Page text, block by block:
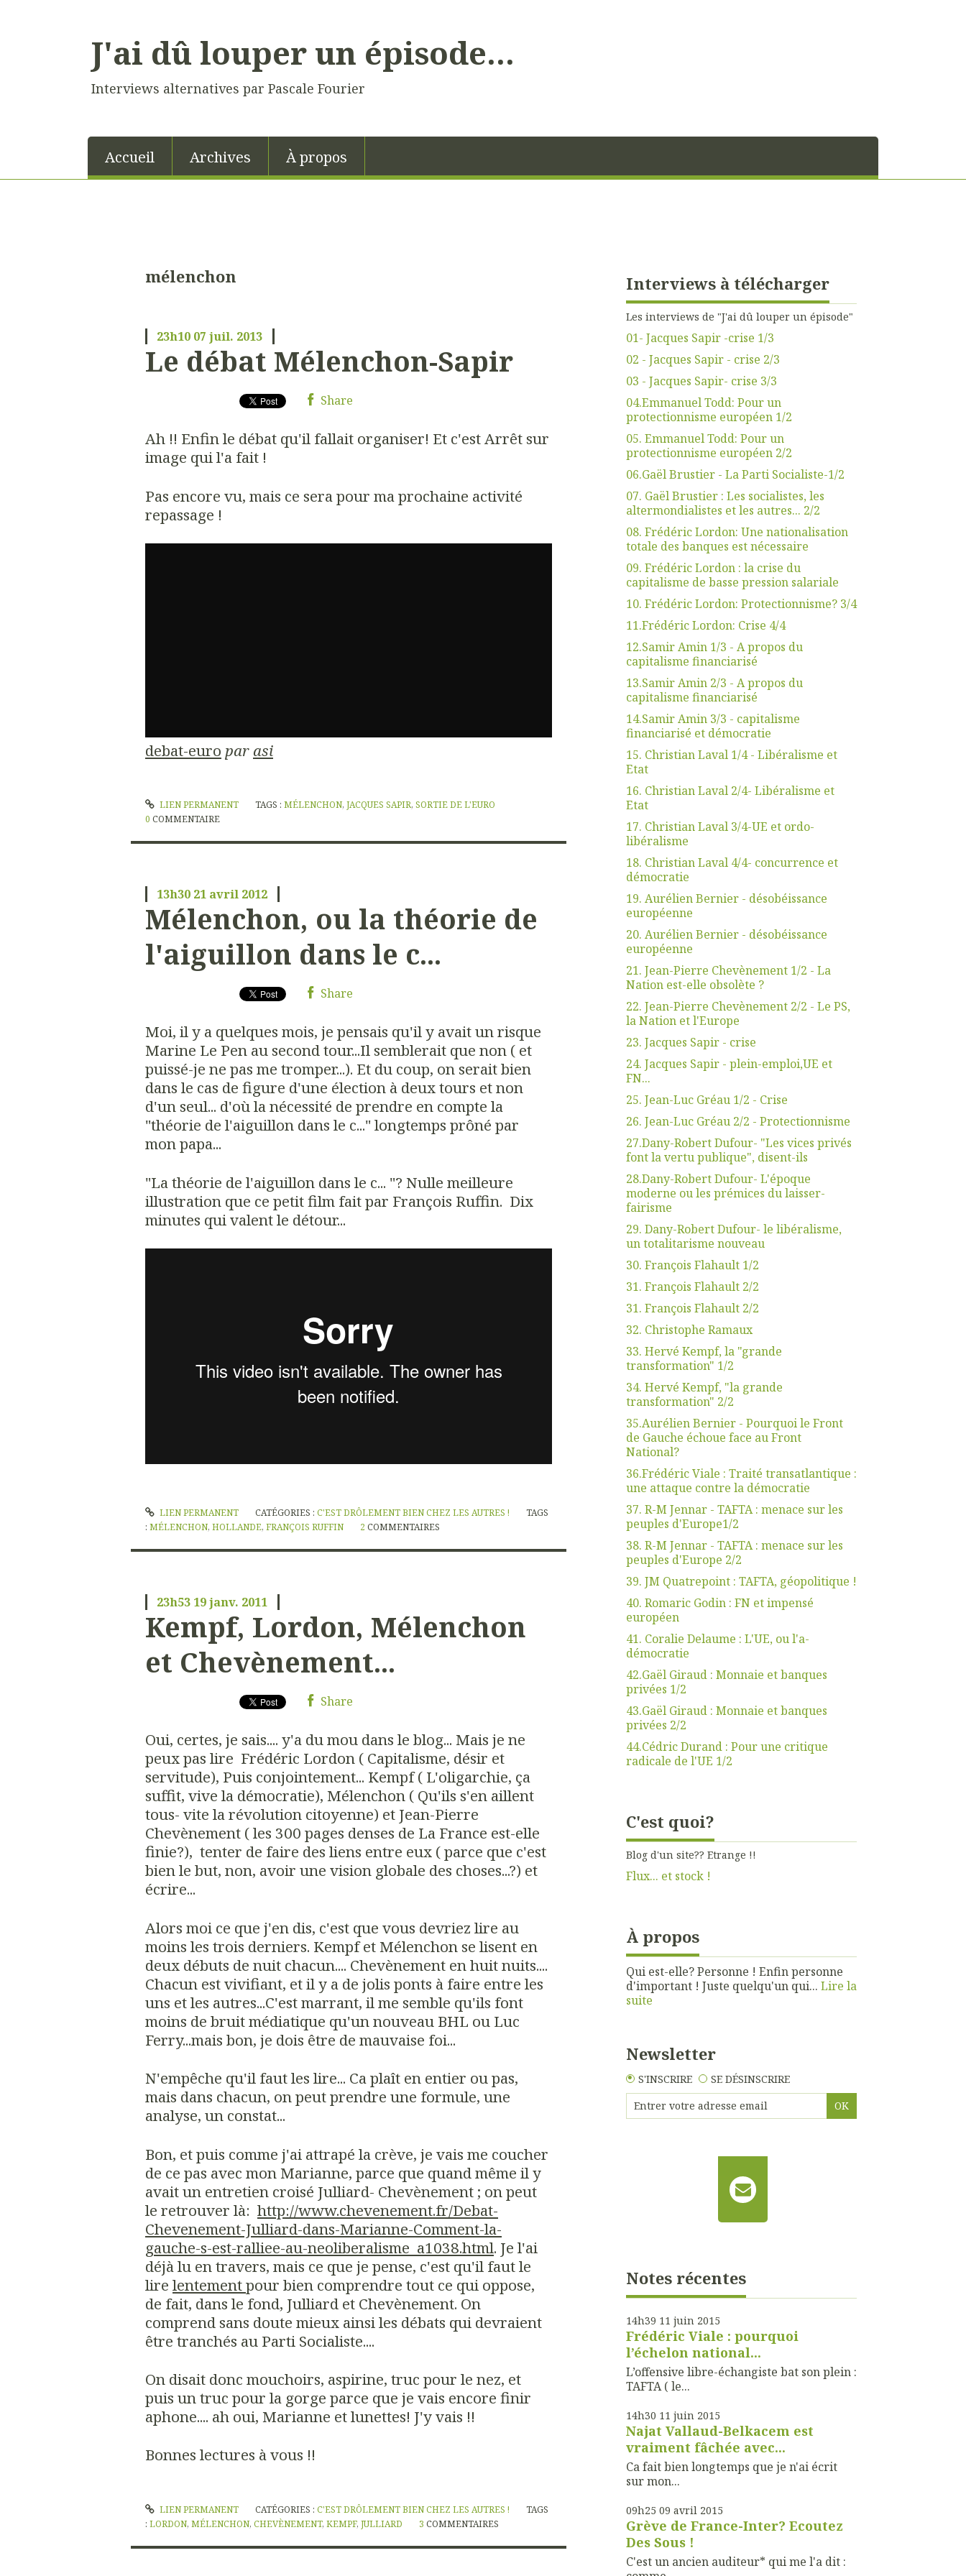
J'ai dû louper un épisode...
Interviews alternatives par Pascale Fourier
Accueil Archives À propos
mélenchon
23h10 07 juil. 2013
Le débat Mélenchon-Sapir
Share
Ah !! Enfin le débat qu'il fallait organiser! Et c'est Arrêt sur
image qui l'a fait !
Pas encore vu, mais ce sera pour ma prochaine activité
repassage !
debat-euro par asi
LIEN PERMANENT TAGS :MÉLENCHON,JACQUES SAPIR,SORTIE DE L'EURO
0 COMMENTAIRE
13h30 21 avril 2012
Mélenchon, ou la théorie de
l'aiguillon dans le c...
Share
Moi, il y a quelques mois, je pensais qu'il y avait un risque
Marine Le Pen au second tour...Il semblerait que non ( et
puissé-je ne pas me tromper...). Et du coup, on serait bien
dans le cas de figure d'une élection à deux tours et non
d'un seul... d'où la nécessité de prendre en compte la
"théorie de l'aiguillon dans le c..." longtemps prôné par
mon papa...
"La théorie de l'aiguillon dans le c... "? Nulle meilleure
illustration que ce petit film fait par François Ruffin. Dix
minutes qui valent le détour...
LIEN PERMANENT CATÉGORIES :C'EST DRÔLEMENT BIEN CHEZ LES AUTRES !
TAGS
: MÉLENCHON, HOLLANDE, FRANÇOIS RUFFIN 2 COMMENTAIRES
23h53 19janv. 2011
Kempf, Lordon, Mélenchon
et Chevènement...
Share
Oui, certes, je sais.... y'a du mou dans le blog... Mais je ne
peux pas lire Frédéric Lordon ( Capitalisme, désir et
servitude), Puis conjointement... Kempf ( L'oligarchie, ça
suffit, vive la démocratie), Mélenchon ( Qu'ils s'en aillent
tous- vite la révolution citoyenne) et Jean-Pierre
Chevènement ( les 300 pages denses de La France est-elle
finie?), tenter de faire des liens entre eux ( parce que c'est
bien le but, non, avoir une vision globale des choses...?) et
écrire...
Alors moi ce que j'en dis, c'est que vous devriez lire au
moins les trois derniers. Kempf et Mélenchon se lisent en
deux débuts de nuit chacun.... Chevènement en huit nuits....
Chacun est vivifiant, et il y a de jolis ponts à faire entre les
uns et les autres...C'est marrant, il me semble qu'ils font
moins de bruit médiatique qu'un nouveau BHL ou Luc
Ferry...mais bon, je dois être de mauvaise foi...
N'empêche qu'il faut les lire... Ca plaît en entier ou pas,
mais dans chacun, on peut prendre une formule, une
analyse, un constat...
Bon, et puis comme j'ai attrapé la crève, je vais me coucher
de ce pas avec mon Marianne, parce que quand même il y
avait un entretien croisé Julliard- Chevènement ; on peut
le retrouver là: http://www.chevenement.fr/Debat-
Chevenement-Julliard-dans-Marianne-Comment-la-
gauche-s-est-ralliee-au-neoliberalisme_a1038.html. Je l'ai
déjà lu en travers, mais ce que je pense, c'est qu'il faut le
lire lentementpour bien comprendre tout ce qui oppose,
de fait, dans le fond, Julliard et Chevènement. On
comprend sans doute mieux ainsi les débats qui devraient
être tranchés au Parti Socialiste....
On disait donc mouchoirs, aspirine, truc pour le nez, et
puis un truc pour la gorge parce que je vais encore finir
aphone.... ah oui, Marianne et lunettes! J'y vais !!
Bonnes lectures à vous !!
LIEN PERMANENT CATÉGORIES :C'EST DRÔLEMENT BIEN CHEZ LES AUTRES !
TAGS
: LORDON, MÉLENCHON, CHEVÈNEMENT, KEMPF, JULLIARD 3 COMMENTAIRES
Interviews à télécharger
Les interviews de "J'ai dû louper un épisode"
01- Jacques Sapir -crise 1/3
02 - Jacques Sapir - crise 2/3
03 - Jacques Sapir- crise 3/3
04.Emmanuel Todd: Pour un
protectionnisme européen 1/2
05. Emmanuel Todd: Pour un
protectionnisme européen 2/2
06.Gaël Brustier - La Parti Socialiste-1/2
07. Gaël Brustier : Les socialistes, les
altermondialistes et les autres... 2/2
08. Frédéric Lordon: Une nationalisation
totale des banques est nécessaire
09. Frédéric Lordon : la crise du
capitalisme de basse pression salariale
10. Frédéric Lordon: Protectionnisme? 3/4
11.Frédéric Lordon: Crise 4/4
12.Samir Amin 1/3 - A propos du
capitalisme financiarisé
13.Samir Amin 2/3 - A propos du
capitalisme financiarisé
14.Samir Amin 3/3 - capitalisme
financiarisé et démocratie
15. Christian Laval 1/4 - Libéralisme et
Etat
16. Christian Laval 2/4- Libéralisme et
Etat
17. Christian Laval 3/4-UE et ordo-
libéralisme
18. Christian Laval 4/4- concurrence et
démocratie
19. Aurélien Bernier - désobéissance
européenne
20. Aurélien Bernier - désobéissance
européenne
21. Jean-Pierre Chevènement 1/2 - La
Nation est-elle obsolète ?
22. Jean-Pierre Chevènement 2/2 - Le PS,
la Nation et l'Europe
23. Jacques Sapir - crise
24. Jacques Sapir - plein-emploi,UE et
FN...
25. Jean-Luc Gréau 1/2 - Crise
26. Jean-Luc Gréau 2/2 - Protectionnisme
27.Dany-Robert Dufour- "Les vices privés
font la vertu publique", disent-ils
28.Dany-Robert Dufour- L'époque
moderne ou les prémices du laisser-
fairisme
29. Dany-Robert Dufour- le libéralisme,
un totalitarisme nouveau
30. François Flahault 1/2
31. François Flahault 2/2
31. François Flahault 2/2
32. Christophe Ramaux
33. Hervé Kempf, la "grande
transformation" 1/2
34. Hervé Kempf, "la grande
transformation" 2/2
35.Aurélien Bernier - Pourquoi le Front
de Gauche échoue face au Front
National?
36.Frédéric Viale : Traité transatlantique :
une attaque contre la démocratie
37. R-M Jennar - TAFTA : menace sur les
peuples d'Europe1/2
38. R-M Jennar - TAFTA : menace sur les
peuples d'Europe 2/2
39. JM Quatrepoint : TAFTA, géopolitique !
40. Romaric Godin : FN et impensé
européen
41. Coralie Delaume : L'UE, ou l'a-
démocratie
42.Gaël Giraud : Monnaie et banques
privées 1/2
43.Gaël Giraud : Monnaie et banques
privées 2/2
44.Cédric Durand : Pour une critique
radicale de l'UE 1/2
C'est quoi?
Blog d'un site?? Etrange !!
Flux... et stock !
À propos
Qui est-elle? Personne ! Enfin personne
d'important ! Juste quelqu'un qui... Lire la
suite
Newsletter
S'INSCRIRE SE DÉSINSCRIRE
Notes récentes
14h39 11 juin 2015
Frédéric Viale : pourquoi
l’échelon national...
L’offensive libre-échangiste bat son plein :
TAFTA ( le...
14h30 11 juin 2015
Najat Vallaud-Belkacem est
vraiment fâchée avec...
Ca fait bien longtemps que je n'ai écrit
sur mon...
09h25 09 avril 2015
Grève de France-Inter? Ecoutez
Des Sous !
C'est un ancien auditeur* qui me l'a dit :